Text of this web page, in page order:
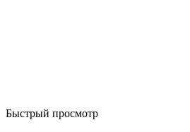
Быстрый просмотр